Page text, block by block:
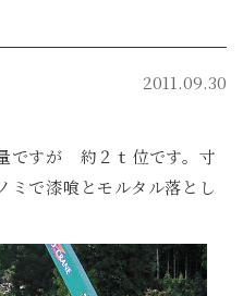
2011.09.30
ですが 約２ｔ位です。寸
で漆喰とモルタル落とし